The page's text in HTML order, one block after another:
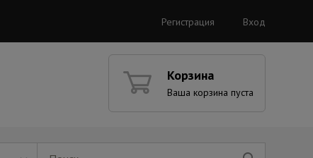
Регистрация Вход
Корзина
Ваша корзина пуста